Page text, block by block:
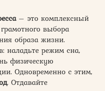
– это комплексный
выбора
образа жизни.
наладьте режим сна,
физическую
Одновременно с этим,
. Отдавайте